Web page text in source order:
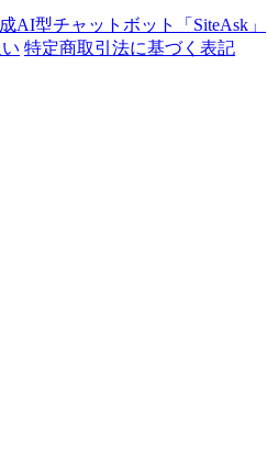
AI型チャットボット「SiteAsk」
特定商取引法に基づく表記